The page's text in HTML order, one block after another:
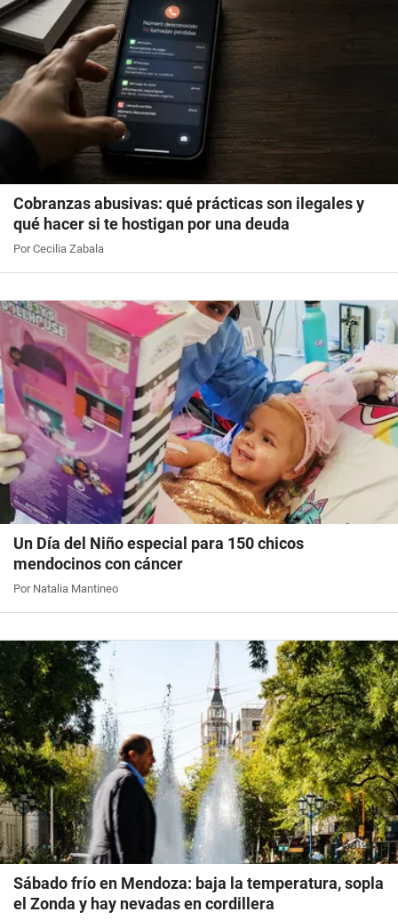
Cobranzas abusivas: qué prácticas son ilegales y
qué hacer si te hostigan por una deuda
Por Cecilia Zabala
Un Día del Niño especial para 150 chicos
mendocinos con cáncer
Por Natalia Mantineo
Sábado frío en Mendoza: baja la temperatura, sopla
el Zonda y hay nevadas en cordillera